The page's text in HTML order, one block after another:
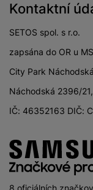
Kontaktní
SETOS spol. s r.o.
zapsána do OR u
City Park Náchodská
Náchodská 2396/
IČ: 46352163 DIČ: